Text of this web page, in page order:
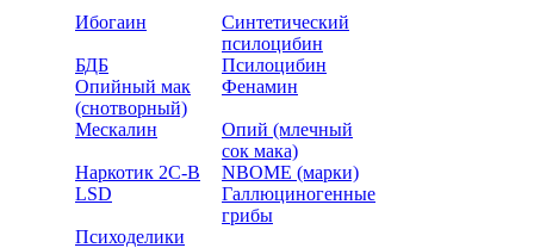
Ибогаин
Синтетический
псилоцибин
БДБ
Псилоцибин
Опийный мак
(снотворный)
Фенамин
Мескалин
Опий (млечный
сок мака)
Наркотик 2С-B
NBOME (марки)
LSD
Галлюциногенные
грибы
Психоделики